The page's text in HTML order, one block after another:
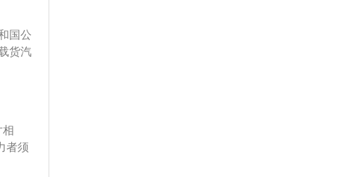
交
证申
与驾
被扣
国公
货汽
造
他
供
、
火装
观
者须
身